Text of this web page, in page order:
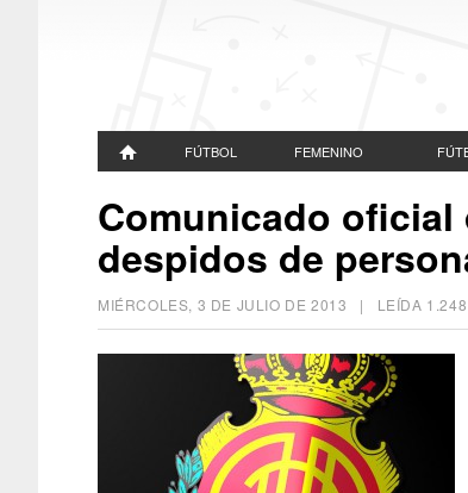
FÚTBOL FEMENINO
Comunicado oficial
despidos de
MIÉRCOLES, 3 DE JULIO DE 2013 | LEÍDA